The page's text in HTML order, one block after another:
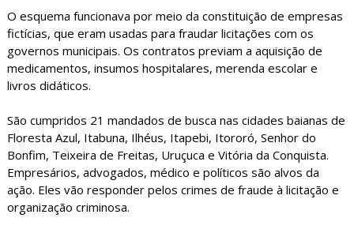
O esquema funcionava por meio da constituição de empresas
fictícias, que eram usadas para fraudar licitações com os
governos municipais. Os contratos previam a aquisição de
medicamentos, insumos hospitalares, merenda escolar e
livros didáticos.
São cumpridos 21 mandados de busca nas cidades baianas de
Floresta Azul, Itabuna, Ilhéus, Itapebi, Itororó, Senhor do
Bonfim, Teixeira de Freitas, Uruçuca e Vitória da Conquista.
Empresários, advogados, médico e políticos são alvos da
ação. Eles vão responder pelos crimes de fraude à licitação e
organização criminosa.